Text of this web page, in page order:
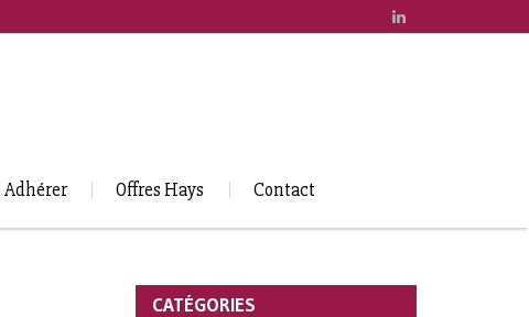
Offres Hays Contact
CATÉGORIES